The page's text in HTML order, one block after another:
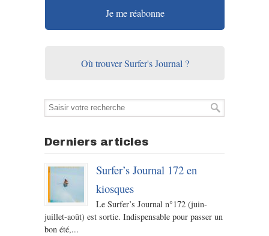
Je me réabonne
Où trouver Surfer's Journal ?
Derniers articles
Surfer’s Journal 172 en
kiosques
Le Surfer’s Journal n°172 (juin-
juillet-août) est sortie. Indispensable pour passer un
bon été,...